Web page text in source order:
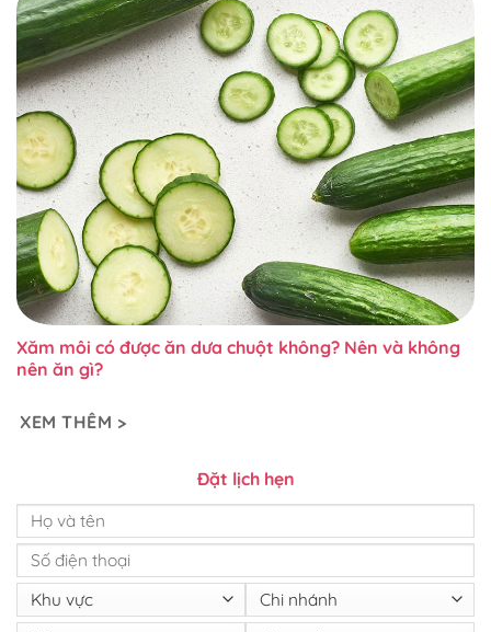
Xăm môi có được ăn dưa chuột không? Nên và không
nên ăn gì?
XEM THÊM >
Đặt lịch hẹn